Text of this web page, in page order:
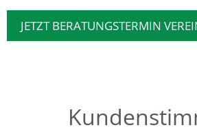
JETZT BERATUNGSTERMIN